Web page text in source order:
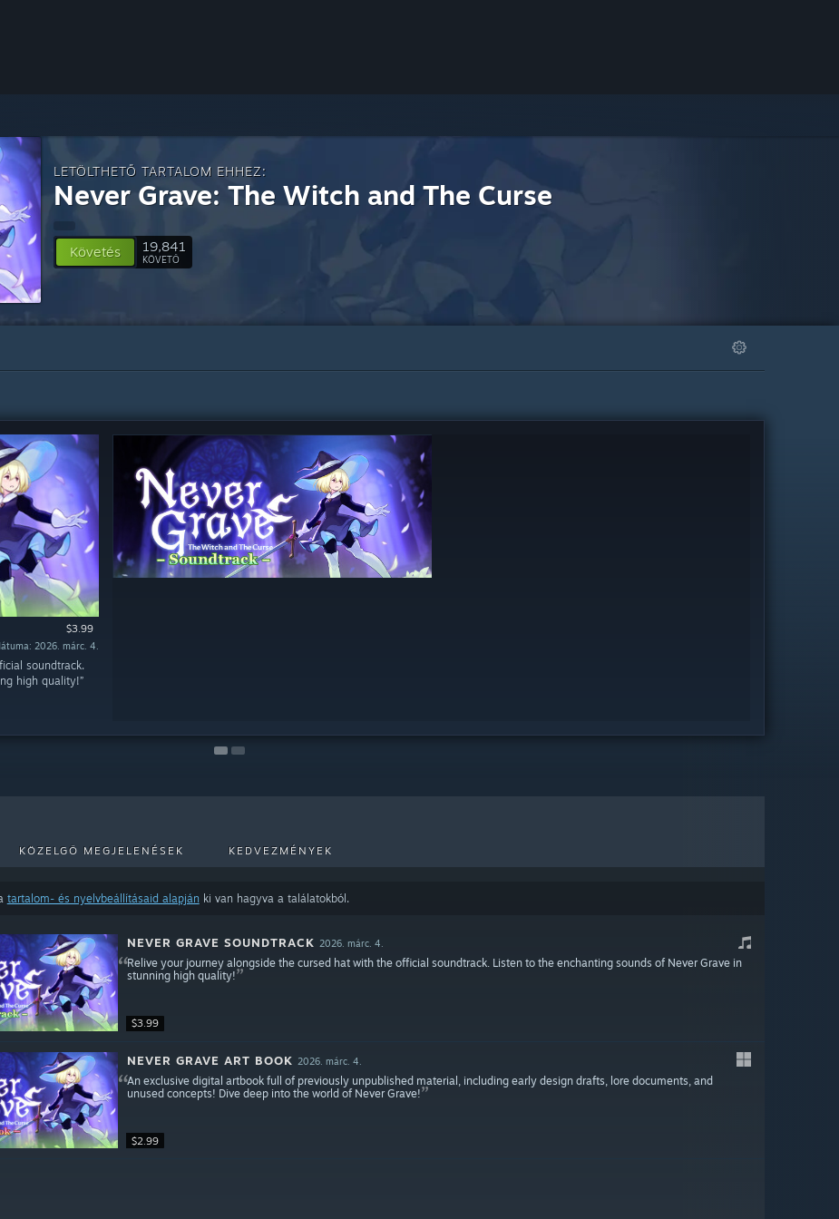
LETÖLTHETŐ TARTALOM EHHEZ:
Never Grave: The Witch and The Curse
Követés 19,841
KÖVETŐ
$3.99
2026. márc. 4.
soundtrack.
high quality!”
$2.99
2026. márc. 4.
KÖZELGŐ MEGJELENÉSEK KEDVEZMÉNYEK
tartalom- és nyelvbeállításaid alapján ki van hagyva a találatokból.
$3.99
NEVER GRAVE SOUNDTRACK 2026. márc. 4.
Relive your journey alongside the cursed hat with the official soundtrack. Listen to the enchanting sounds of Never Grave in
stunning high quality!
$2.99
NEVER GRAVE ART BOOK 2026. márc. 4.
An exclusive digital artbook full of previously unpublished material, including early design drafts, lore documents, and
unused concepts! Dive deep into the world of Never Grave!